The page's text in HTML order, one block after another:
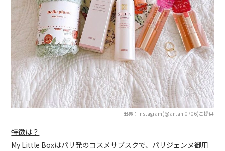
出典：Instagram(@an.an.0706)ご提供
特徴は？
My Little Boxはパリ発のコスメサブスクで、パリジェンヌ御用